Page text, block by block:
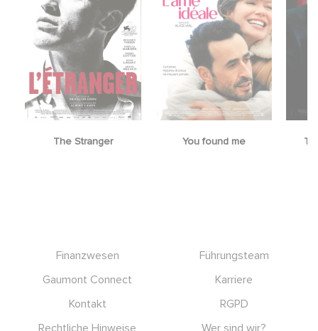
The Stranger You found me
Finanzwesen
Führungsteam
Gaumont Connect
Karriere
Kontakt
RGPD